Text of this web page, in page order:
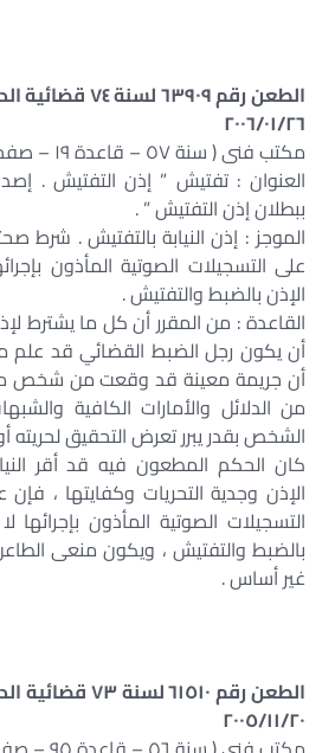
الطعن رقم ٦٣٩٠٩
٢٠٠٦/٠١/٢٦
مكتب فنى ( سنة ٥٧ – قاعدة ١٩ – صفحة ١٥٧ )
العنوان : تفتيش ” إذن التفتيش .
ببطلان إذن التفتيش ” .
الموجز : إذن النيابة بالتفتيش . شرط
على التسجيلات الصوتية المأذون
الإذن بالضبط والتفتيش .
القاعدة : من المقرر أن كل ما يشترط
أن يكون رجل الضبط القضائي قد علم من
أن جريمة معينة قد وقعت من شخص
من الدلائل والأمارات الكافية
الشخص بقدر يبرر تعرض التحقيق لحريته
كان الحكم المطعون فيه قد أقر
الإذن وجدية التحريات وكفايتها ، فإن
التسجيلات الصوتية المأذون
بالضبط والتفتيش ، ويكون منعى
غير أساس .
الطعن رقم ٦١٥١٠
٢٠٠٥/١١/٢٠